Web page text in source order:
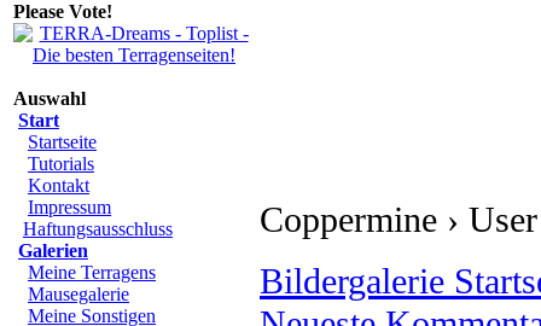
Please Vote!
Auswahl
Start
Startseite
Tutorials
Kontakt
Impressum
Haftungsausschluss
Galerien
Meine Terragens
Mausegalerie
Meine Sonstigen
Coppermine ›
Bildergalerie